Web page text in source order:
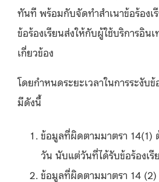
ทันที พร้อมกับจัดทำสำเนาข้อร้องเ
ข้อร้องเรียนส่งให้กับผู้ใช้บริการอิน
เกี่ยวข้อง
โดยกำหนดระยะเวลาในการระงับ
มีดังนี้
ข้อมูลที่ผิดตามมาตรา 14(1)
วัน นับแต่วันที่ได้รับข้อร้องเรี
ข้อมูลที่ผิดตามมาตรา 14